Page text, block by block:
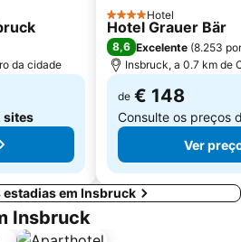
da cidade
sites
4 Estrelas
Hotel
Hotel Grauer Bär
8,6 Excelente (8.253
Insbruck, a 0.7 km de
de € 148
Consulte os preços
Ver
estadias em Insbruck
Insbruck